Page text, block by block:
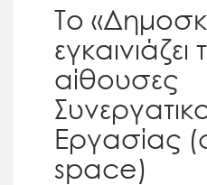
Το
εγκαινιάζει
αίθουσες
Εργασίας
space)